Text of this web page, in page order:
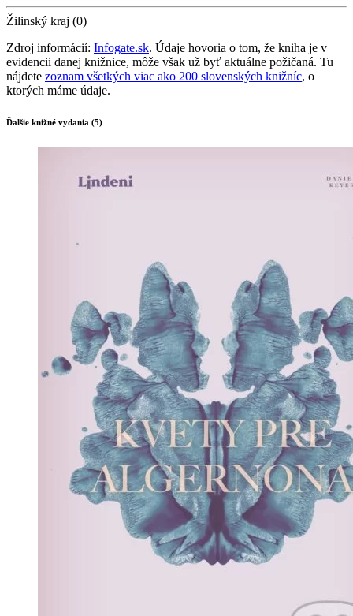
Žilinský kraj (0)
Zdroj informácií: Infogate.sk. Údaje hovoria o tom, že kniha je v
evidencii danej knižnice, môže však už byť aktuálne požičaná. Tu
nájdete zoznam všetkých viac ako 200 slovenských knižníc, o
ktorých máme údaje.
Ďalšie knižné vydania (5)